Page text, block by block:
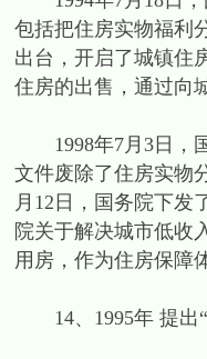
包括把住房实物福利
出台，开启了城镇住
住房的出售，通过向
1998年7月3日，国
文件废除了住房实物
月12日，国务院下发
院关于解决城市低收
用房，作为住房保障
14、1995年 提出“